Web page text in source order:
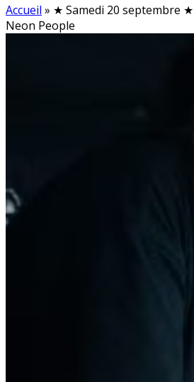
Accueil » ★ Samedi 20 septembre
Neon People